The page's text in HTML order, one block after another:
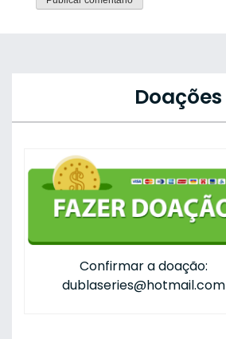
Doações
Confirmar a doação:
dublaseries@hotmail.com